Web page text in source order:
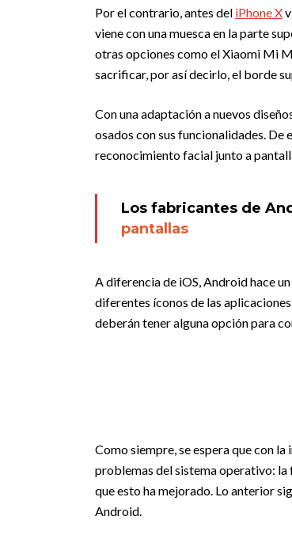
Por el contrario, antes del iPhone X
viene con una muesca en la parte
otras opciones como el Xiaomi Mi
sacrificar, por así decirlo, el borde
Con una adaptación a nuevos
osados con sus funcionalidades.
reconocimiento facial junto a
Los fabricantes de
pantallas
A diferencia de iOS, Android hace
diferentes íconos de las
deberán tener alguna opción para
Como siempre, se espera que con
problemas del sistema operativo: la
que esto ha mejorado. Lo anterior
Android.